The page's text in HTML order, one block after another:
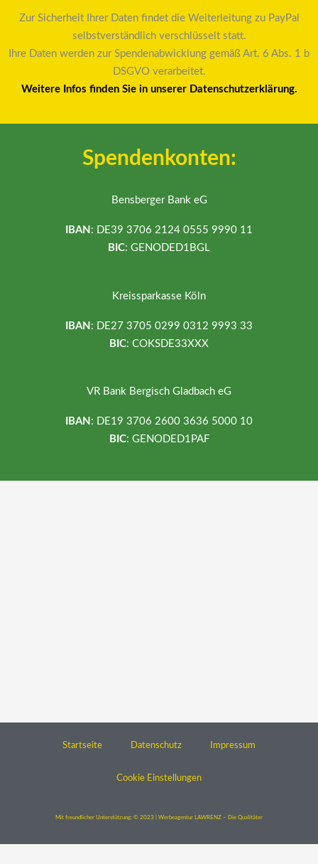
Zur Sicherheit Ihrer Daten findet die Weiterleitung zu PayPal
selbstverständlich verschlüsselt statt.
Ihre Daten werden zur Spendenabwicklung gemäß Art. 6 Abs. 1 b
DSGVO verarbeitet.
Weitere Infos finden Sie in unserer Datenschutzerklärung.
Spendenkonten:
Bensberger Bank eG
IBAN : DE39 3706 2124 0555 9990 11
BIC: GENODED1BGL
Kreissparkasse Köln
IBAN : DE27 3705 0299 0312 9993 33
BIC: COKSDE33XXX
VR Bank Bergisch Gladbach eG
IBAN : DE19 3706 2600 3636 5000 10
BIC: GENODED1PAF
Startseite Datenschutz Impressum
Cookie Einstellungen
Mit freundlicher Unterstützung: © 2023 | Werbeagentur LAWRENZ – Die Qualitäter